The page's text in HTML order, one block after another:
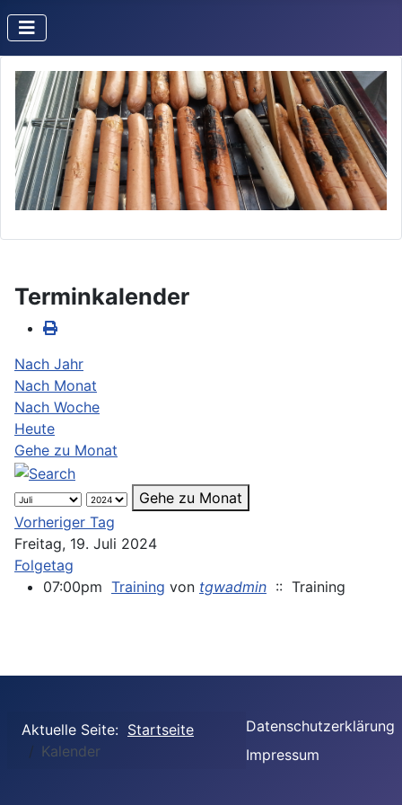
Terminkalender
Nach Jahr
Nach Monat
Nach Woche
Heute
Gehe zu Monat
Gehe zu Monat
Vorheriger Tag
Freitag, 19. Juli 2024
Folgetag
07:00pm Training von tgwadmin :: Training
Aktuelle Seite: Startseite
Kalender
Datenschutzerklärung
Impressum